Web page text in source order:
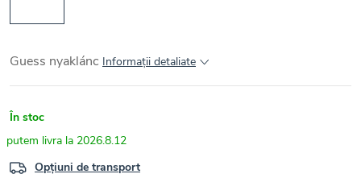
Guess nyaklánc Informaţii detaliate
În stoc
2026.8.12
Opțiuni de transport